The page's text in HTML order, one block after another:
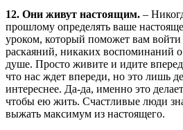
12. Они живут настоящим. –
прошлому определять ваше
уроком, который поможет вам
раскаяний, никаких воспоминаний
душе. Просто живите и идите
что нас ждет впереди, но это лишь
интереснее. Да-да, именно это
чтобы ею жить. Счастливые люди
выжать максимум из настоящего.